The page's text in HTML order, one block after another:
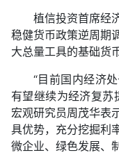
植信投资首席经
稳健货币政策逆周期
大总量工具的基础货
“目前国内经济
有望继续为经济复苏
宏观研究员周茂华表
具优势，充分挖掘利
微企业、绿色发展、